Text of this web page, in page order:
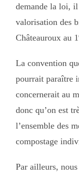
demande la loi, il
valorisation des
Châteauroux au 1
La convention
pourrait paraître
concernerait au
donc qu’on est
l’ensemble des
compostage
Par ailleurs,